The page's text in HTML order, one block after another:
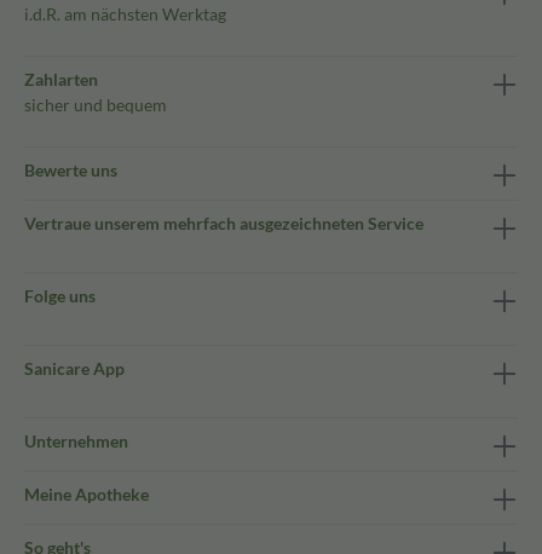
i.d.R. am nächsten Werktag
Zahlarten
sicher und bequem
Bewerte uns
Vertraue unserem mehrfach ausgezeichneten Service
Folge uns
Sanicare App
Unternehmen
Meine Apotheke
So geht's